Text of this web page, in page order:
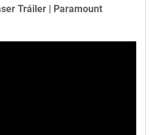
Tráiler | Paramount